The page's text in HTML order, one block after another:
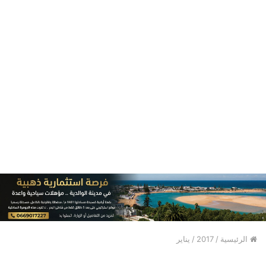
الرئيسية /
2017
/ يناير